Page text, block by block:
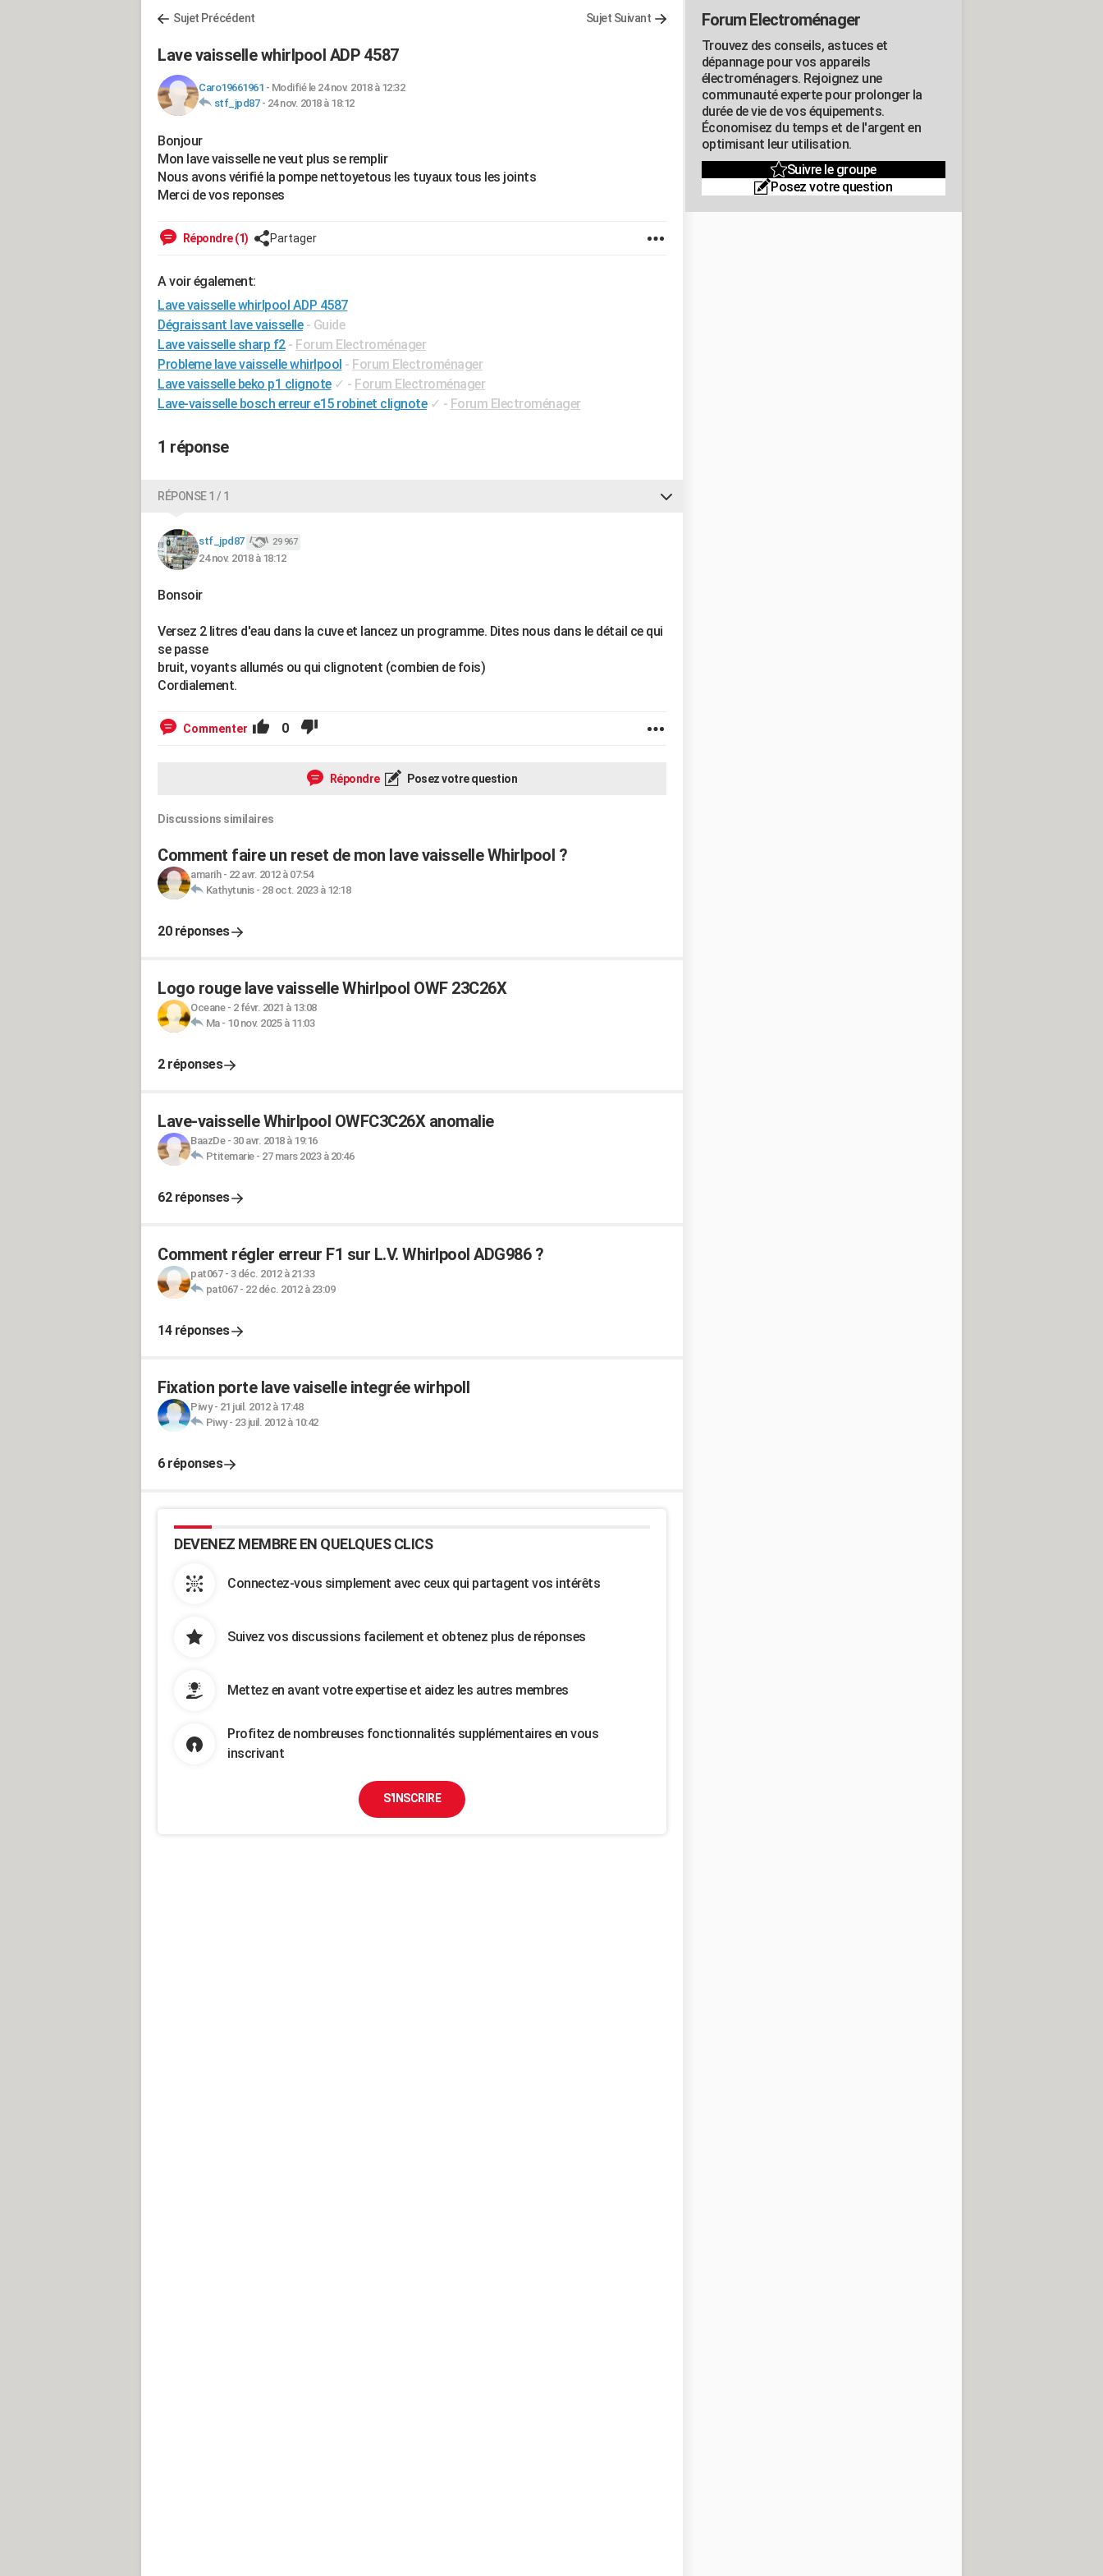
Sujet Précédent Sujet Suivant
Lave vaisselle whirlpool ADP 4587
Caro19661961 - Modifié le 24 nov. 2018 à 12:32
stf_jpd87- 24 nov. 2018 à 18:12
Bonjour
Mon lave vaisselle ne veut plus se remplir
Nous avons vérifié la pompe nettoyetous les tuyaux tous les joints
Merci de vos reponses
Répondre (1) Partager
A voir également:
Lave vaisselle whirlpool ADP 4587
Dégraissant lave vaisselle - Guide
Lave vaisselle sharp f2 - Forum Electroménager
Probleme lave vaisselle whirlpool - Forum Electroménager
Lave vaisselle beko p1 clignote ✓ - Forum Electroménager
Lave-vaisselle bosch erreur e15 robinet clignote ✓ - Forum Electroménager
1 réponse
RÉPONSE 1 / 1
stf_jpd87 29 967
24 nov. 2018 à 18:12
Bonsoir
Versez 2 litres d'eau dans la cuve et lancez un programme. Dites nous dans le détail ce qui
se passe
bruit, voyants allumés ou qui clignotent (combien de fois)
Cordialement.
Commenter 0
Répondre Posez votre question
Discussions similaires
Comment faire un reset de mon lave vaisselle Whirlpool ?
amarih- 22 avr. 2012 à 07:54
Kathytunis- 28 oct. 2023 à 12:18
20 réponses
Logo rouge lave vaisselle Whirlpool OWF 23C26X
Oceane- 2 févr. 2021 à 13:08
Ma- 10 nov. 2025 à 11:03
2 réponses
Lave-vaisselle Whirlpool OWFC3C26X anomalie
BaazDe- 30 avr. 2018 à 19:16
Ptitemarie- 27 mars 2023 à 20:46
62 réponses
Comment régler erreur F1 sur L.V. Whirlpool ADG986 ?
pat067- 3 déc. 2012 à 21:33
pat067- 22 déc. 2012 à 23:09
14 réponses
Fixation porte lave vaiselle integrée wirhpoll
Piwy- 21 juil. 2012 à 17:48
Piwy- 23 juil. 2012 à 10:42
6 réponses
DEVENEZ MEMBRE EN QUELQUES CLICS
Connectez-vous simplement avec ceux qui partagent vos intérêts
Suivez vos discussions facilement et obtenez plus de réponses
Mettez en avant votre expertise et aidez les autres membres
Profitez de nombreuses fonctionnalités supplémentaires en vous
inscrivant
S'INSCRIRE
Forum Electroménager
Trouvez des conseils, astuces et
dépannage pour vos appareils
électroménagers. Rejoignez une
communauté experte pour prolonger la
durée de vie de vos équipements.
Économisez du temps et de l'argent en
optimisant leur utilisation.
Suivre le groupe
Posez votre question